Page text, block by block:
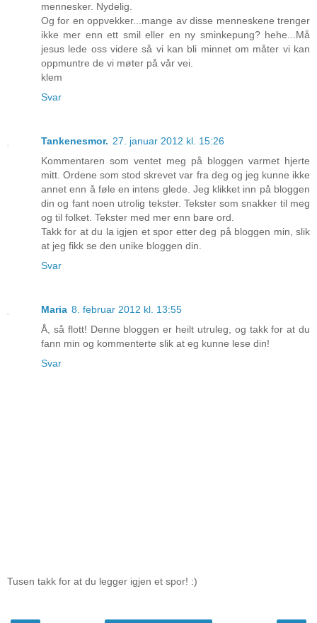
mennesker. Nydelig.
Og for en oppvekker...mange av disse menneskene trenger
ikke mer enn ett smil eller en ny sminkepung? hehe...Må
jesus lede oss videre så vi kan bli minnet om måter vi kan
oppmuntre de vi møter på vår vei.
klem
Svar
Tankenesmor. 27. januar 2012 kl. 15:26
Kommentaren som ventet meg på bloggen varmet hjerte
mitt. Ordene som stod skrevet var fra deg og jeg kunne ikke
annet enn å føle en intens glede. Jeg klikket inn på bloggen
din og fant noen utrolig tekster. Tekster som snakker til meg
og til folket. Tekster med mer enn bare ord.
Takk for at du la igjen et spor etter deg på bloggen min, slik
at jeg fikk se den unike bloggen din.
Svar
Maria 8. februar 2012 kl. 13:55
Å, så flott! Denne bloggen er heilt utruleg, og takk for at du
fann min og kommenterte slik at eg kunne lese din!
Svar
Tusen takk for at du legger igjen et spor! :)